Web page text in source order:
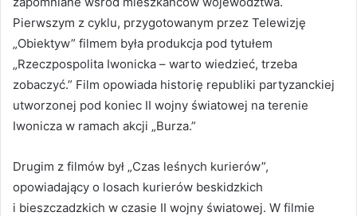
Pierwszym z cyklu, przygotowanym przez Telewizję
„Obiektyw” filmem była produkcja pod tytułem
„Rzeczpospolita Iwonicka – warto wiedzieć, trzeba
zobaczyć.” Film opowiada historię republiki partyzanckiej
utworzonej pod koniec II wojny światowej na terenie
Iwonicza w ramach akcji „Burza.”
Drugim z filmów był „Czas leśnych kurierów”,
opowiadający o losach kurierów beskidzkich
i bieszczadzkich w czasie II wojny światowej. W filmie